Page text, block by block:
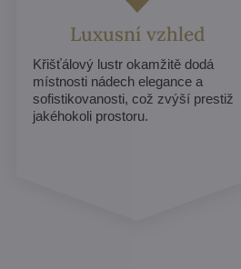
Luxusní vzhled
Křišťálový lustr okamžitě dodá
místnosti nádech elegance a
sofistikovanosti, což zvýší prestiž
jakéhokoli prostoru.